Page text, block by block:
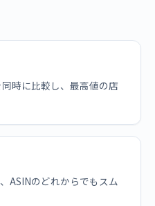
時に比較し、最高値の店
ASINのどれからでもスム